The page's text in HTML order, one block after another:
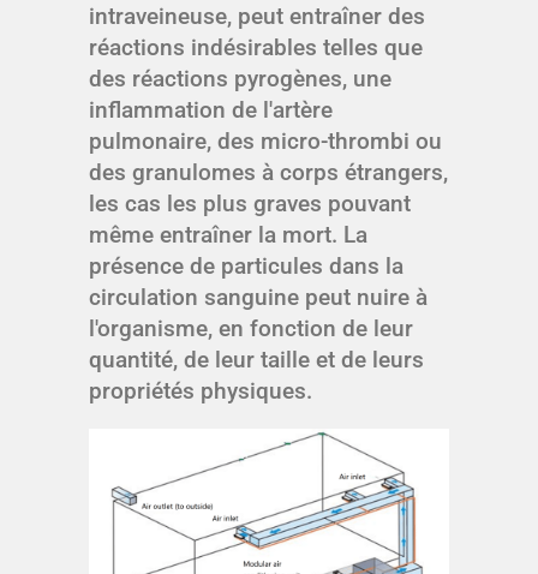
intraveineuse, peut entraîner des
réactions indésirables telles que
des réactions pyrogènes, une
inflammation de l'artère
pulmonaire, des micro-thrombi ou
des granulomes à corps étrangers,
les cas les plus graves pouvant
même entraîner la mort. La
présence de particules dans la
circulation sanguine peut nuire à
l'organisme, en fonction de leur
quantité, de leur taille et de leurs
propriétés physiques.